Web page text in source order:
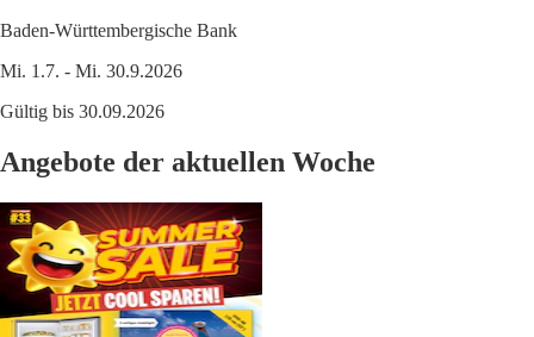
Baden-Württembergische Bank
Mi. 1.7. - Mi. 30.9.2026
Gültig bis 30.09.2026
Angebote der aktuellen Woche